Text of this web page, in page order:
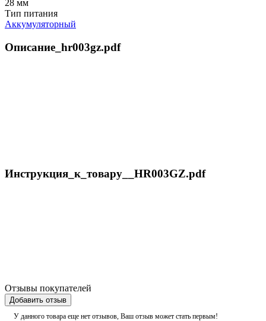
28 мм
Тип питания
Аккумуляторный
Описание_hr003gz.pdf
Инструкция_к_товару__HR003GZ.pdf
Отзывы покупателей
Добавить отзыв
У данного товара еще нет отзывов, Ваш отзыв может стать первым!